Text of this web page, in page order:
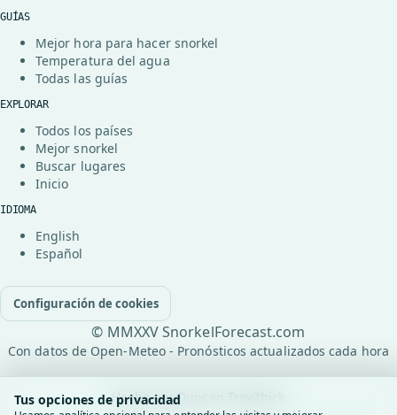
Tus opciones de privacidad
GUÍAS
Mejor hora para hacer snorkel
Temperatura del agua
Todas las guías
EXPLORAR
Todos los países
Mejor snorkel
Buscar lugares
Inicio
IDIOMA
English
Español
Configuración de cookies
© MMXXV SnorkelForecast.com
Con datos de Open-Meteo - Pronósticos actualizados cada hora
Hecho porDuncan Trevithick